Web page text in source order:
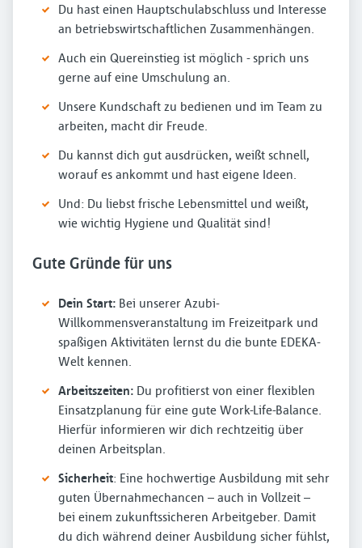
Du hast einen Hauptschulabschluss und Interesse
an betriebswirtschaftlichen Zusammenhängen.
Auch ein Quereinstieg ist möglich - sprich uns
gerne auf eine Umschulung an.
Unsere Kundschaft zu bedienen und im Team zu
arbeiten, macht dir Freude.
Du kannst dich gut ausdrücken, weißt schnell,
worauf es ankommt und hast eigene Ideen.
Und: Du liebst frische Lebensmittel und weißt,
wie wichtig Hygiene und Qualität sind!
Gute Gründe für uns
Dein Start: Bei unserer Azubi-
Willkommensveranstaltung im Freizeitpark und
spaßigen Aktivitäten lernst du die bunte EDEKA-
Welt kennen.
Arbeitszeiten: Du profitierst von einer flexiblen
Einsatzplanung für eine gute Work-Life-Balance.
Hierfür informieren wir dich rechtzeitig über
deinen Arbeitsplan.
Sicherheit: Eine hochwertige Ausbildung mit sehr
guten Übernahmechancen – auch in Vollzeit –
bei einem zukunftssicheren Arbeitgeber. Damit
du dich während deiner Ausbildung sicher fühlst,